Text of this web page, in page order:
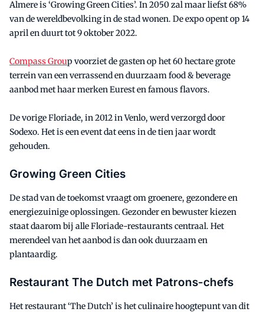
Almere is ‘Growing Green Cities’. In 2050 zal maar liefst 68%
van de wereldbevolking in de stad wonen. De expo opent op 14
april en duurt tot 9 oktober 2022.
Compass Group voorziet de gasten op het 60 hectare grote
terrein van een verrassend en duurzaam food & beverage
aanbod met haar merken Eurest en famous flavors.
De vorige Floriade, in 2012 in Venlo, werd verzorgd door
Sodexo. Het is een event dat eens in de tien jaar wordt
gehouden.
Growing Green Cities
De stad van de toekomst vraagt om groenere, gezondere en
energiezuinige oplossingen. Gezonder en bewuster kiezen
staat daarom bij alle Floriade-restaurants centraal. Het
merendeel van het aanbod is dan ook duurzaam en
plantaardig.
Restaurant The Dutch met Patrons-chefs
Het restaurant ‘The Dutch’ is het culinaire hoogtepunt van dit